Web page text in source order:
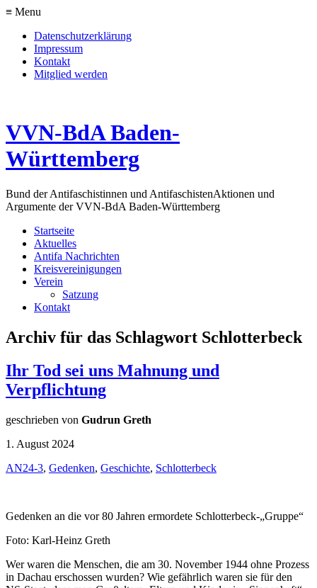
≡ Menu
Datenschutzerklärung
Impressum
Kontakt
Mitglied werden
VVN-BdA Baden-
Württemberg
Bund der Antifaschistinnen und AntifaschistenAktionen und
Argumente der VVN-BdA Baden-Württemberg
Startseite
Aktuelles
Antifa Nachrichten
Kreisvereinigungen
Verein
Satzung
Kontakt
Archiv für das Schlagwort Schlotterbeck
Ihr Tod sei uns Mahnung und
Verpflichtung
geschrieben von Gudrun Greth
1. August 2024
AN24-3, Gedenken, Geschichte, Schlotterbeck
Gedenken an die vor 80 Jahren ermordete Schlotterbeck-„Gruppe“
Foto: Karl-Heinz Greth
Wer waren die Menschen, die am 30. November 1944 ohne Prozess
in Dachau erschossen wurden? Wie gefährlich waren sie für den